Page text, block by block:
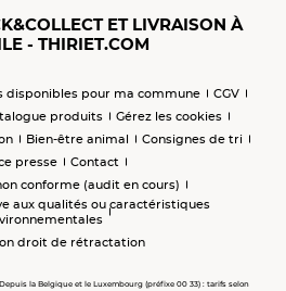
ET LIVRAISON À
- THIRIET.COM
disponibles pour ma commune
CGV
produits
Gérez les cookies
Bien-être animal
Consignes de tri
presse
Contact
conforme (audit en cours)
aux qualités ou caractéristiques
droit de rétractation
la Belgique et le Luxembourg (préfixe 00 33) : tarifs selon